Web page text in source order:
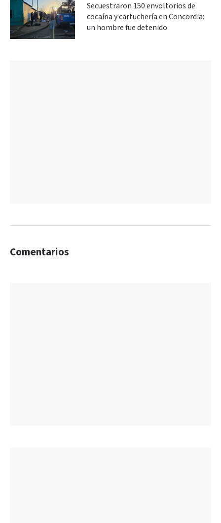
Secuestraron 150 envoltorios de
cocaína y cartuchería en Concordia:
un hombre fue detenido
Comentarios